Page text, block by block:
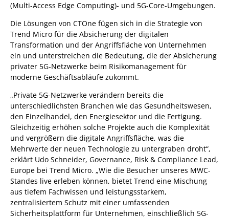
(Multi-Access Edge Computing)- und 5G-Core-Umgebungen.
Die Lösungen von CTOne fügen sich in die Strategie von
Trend Micro für die Absicherung der digitalen
Transformation und der Angriffsfläche von Unternehmen
ein und unterstreichen die Bedeutung, die der Absicherung
privater 5G-Netzwerke beim Risikomanagement für
moderne Geschäftsabläufe zukommt.
„Private 5G-Netzwerke verändern bereits die
unterschiedlichsten Branchen wie das Gesundheitswesen,
den Einzelhandel, den Energiesektor und die Fertigung.
Gleichzeitig erhöhen solche Projekte auch die Komplexität
und vergrößern die digitale Angriffsfläche, was die
Mehrwerte der neuen Technologie zu untergraben droht“,
erklärt Udo Schneider, Governance, Risk & Compliance Lead,
Europe bei Trend Micro. „Wie die Besucher unseres MWC-
Standes live erleben können, bietet Trend eine Mischung
aus tiefem Fachwissen und leistungsstarkem,
zentralisiertem Schutz mit einer umfassenden
Sicherheitsplattform für Unternehmen, einschließlich 5G-